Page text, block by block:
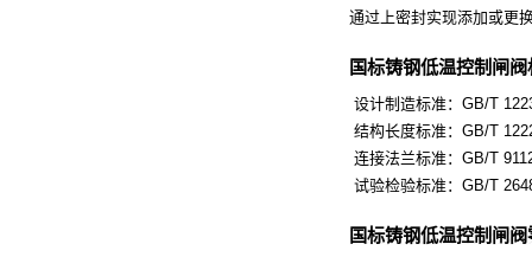
通过上密封实现添加或更
国标铸钢低温控制闸
设计制造标准：GB/T
结构长度标准：GB/T
连接法兰标准：GB/T
试验检验标准：GB/T
国标铸钢低温控制闸